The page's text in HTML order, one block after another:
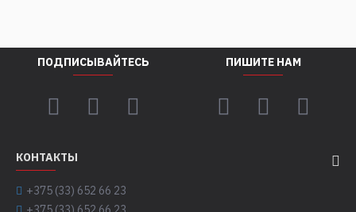
ПОДПИСЫВАЙТЕСЬ ПИШИТЕ НАМ
КОНТАКТЫ
+375 (33) 652 66 23